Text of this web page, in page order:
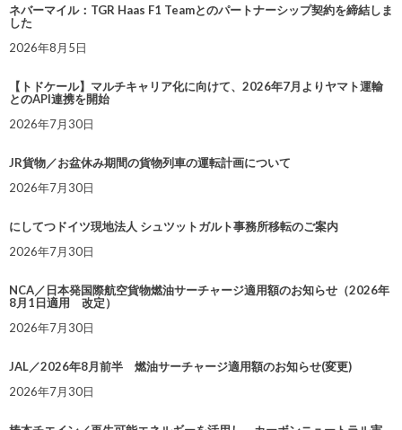
ネバーマイル：TGR Haas F1 Teamとのパートナーシップ契約を締結しま
した
2026年8月5日
【トドケール】マルチキャリア化に向けて、2026年7月よりヤマト運輸
とのAPI連携を開始
2026年7月30日
JR貨物／お盆休み期間の貨物列車の運転計画について
2026年7月30日
にしてつドイツ現地法人 シュツットガルト事務所移転のご案内
2026年7月30日
NCA／日本発国際航空貨物燃油サーチャージ適用額のお知らせ（2026年
8月1日適用 改定）
2026年7月30日
JAL／2026年8月前半 燃油サーチャージ適用額のお知らせ(変更)
2026年7月30日